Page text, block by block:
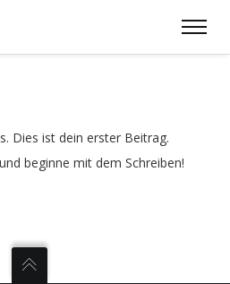
Dies ist dein erster Beitrag.
beginne mit dem Schreiben!